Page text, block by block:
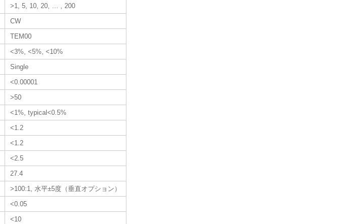
>1, 5, 10, 20, … , 200
CW
TEM00
<3%, <5%, <10%
Single
<0.00001
>50
<1%, typical<0.5%
<1.2
<1.2
<2.5
27.4
>100:1, 水平±5度（垂直オプション）
<0.05
<10